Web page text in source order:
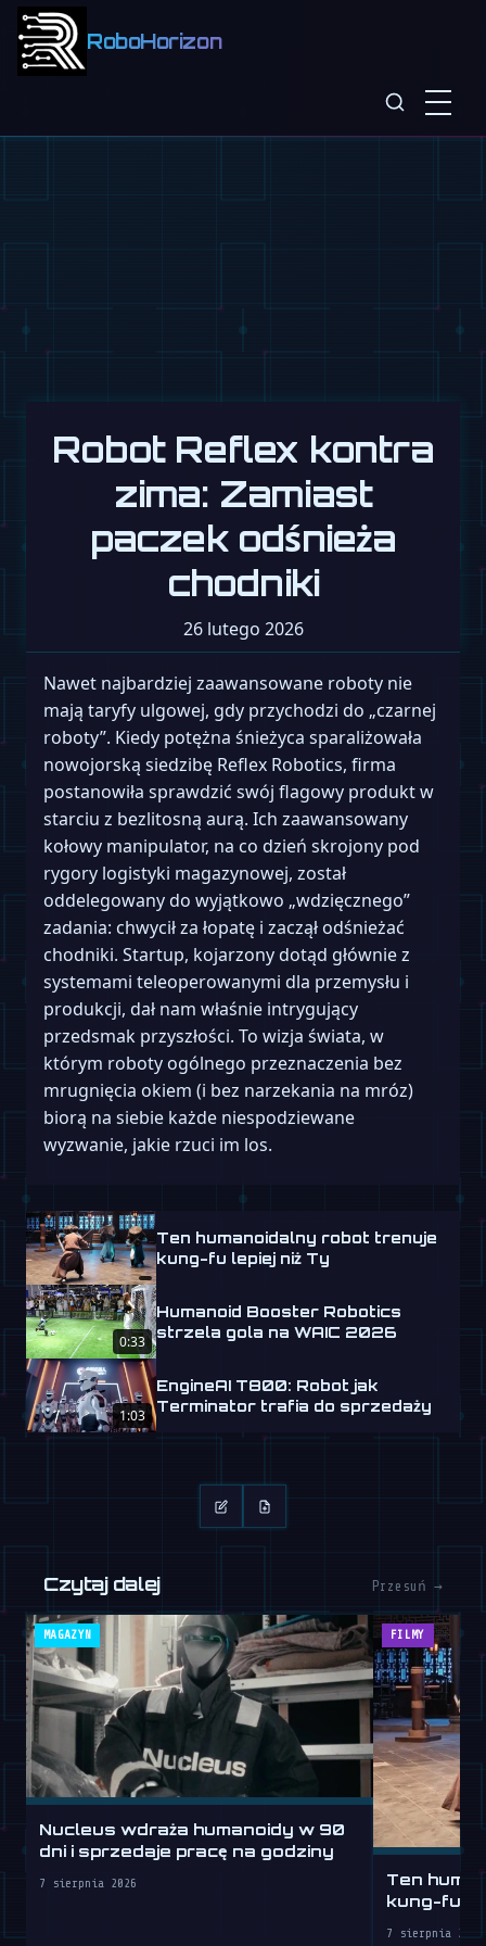
RoboHorizon
Robot Reflex kontra
zima: Zamiast
paczek odśnieża
chodniki
26 lutego 2026
Nawet najbardziej zaawansowane roboty nie
mają taryfy ulgowej, gdy przychodzi do „czarnej
roboty”. Kiedy potężna śnieżyca sparaliżowała
nowojorską siedzibę Reflex Robotics, firma
postanowiła sprawdzić swój flagowy produkt w
starciu z bezlitosną aurą. Ich zaawansowany
kołowy manipulator, na co dzień skrojony pod
rygory logistyki magazynowej, został
oddelegowany do wyjątkowo „wdzięcznego”
zadania: chwycił za łopatę i zaczął odśnieżać
chodniki. Startup, kojarzony dotąd głównie z
systemami teleoperowanymi dla przemysłu i
produkcji, dał nam właśnie intrygujący
przedsmak przyszłości. To wizja świata, w
którym roboty ogólnego przeznaczenia bez
mrugnięcia okiem (i bez narzekania na mróz)
biorą na siebie każde niespodziewane
wyzwanie, jakie rzuci im los.
Ten humanoidalny robot trenuje
kung-fu lepiej niż Ty
0:33
Humanoid Booster Robotics
strzela gola na WAIC 2026
1:03
EngineAI T800: Robot jak
Terminator trafia do sprzedaży
Czytaj dalej Przesuń →
MAGAZYN
Nucleus wdraża humanoidy w 90
dni i sprzedaje pracę na godziny
7 sierpnia 2026
FILMY
Ten
kung-fu
7 sierpnia 2026